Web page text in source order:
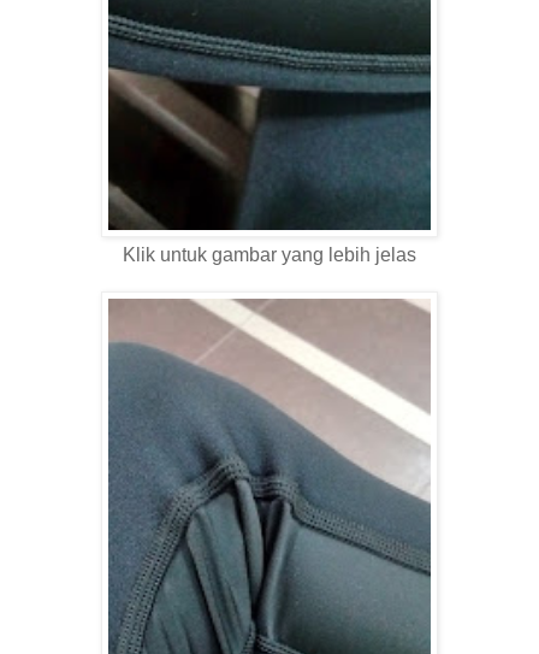
Klik untuk gambar yang lebih jelas